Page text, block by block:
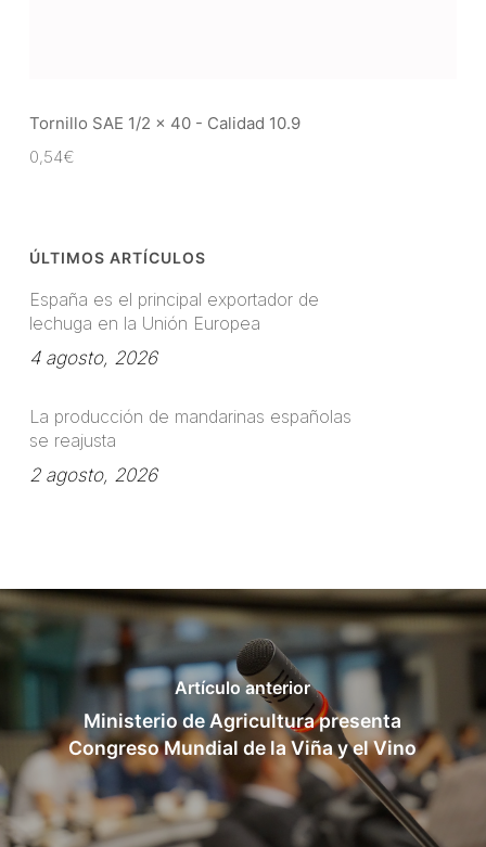
Tornillo SAE 1/2 x 40 - Calidad 10.9
0,54€
ÚLTIMOS ARTÍCULOS
España es el principal exportador de
lechuga en la Unión Europea
4 agosto, 2026
La producción de mandarinas españolas
se reajusta
2 agosto, 2026
Artículo anterior
Ministerio de Agricultura presenta
Congreso Mundial de la Viña y el Vino